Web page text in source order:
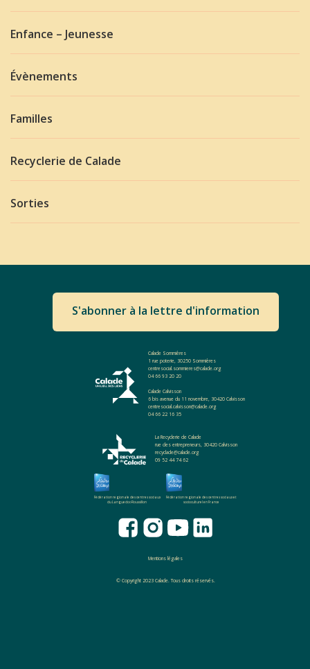
Enfance – Jeunesse
Évènements
Familles
Recyclerie de Calade
Sorties
S'abonner à la lettre d'information
Calade Sommières
1 rue poterie, 30250 Sommières
centresocial.sommieres@calade.org
04 66 93 20 20
Calade Calvisson
6 bis avenue du 11 novembre, 30420 Calvisson
centresocial.calvisson@calade.org
04 66 22 16 35
La Recyclerie de Calade
rue des entrepreneurs, 30420 Calvisson
recyclade@calade.org
09 52 44 74 62
Fédération regionale des centres sociaux
du Languedoc-Roussillon
Fédération regionale des centres sociaux et
socioculturel en France
Mentions légales
© Copyright 2023 Calade. Tous droits réservés.